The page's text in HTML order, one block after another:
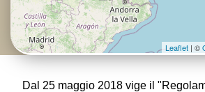
Leaflet | ©
Dal 25 maggio 2018 vige il